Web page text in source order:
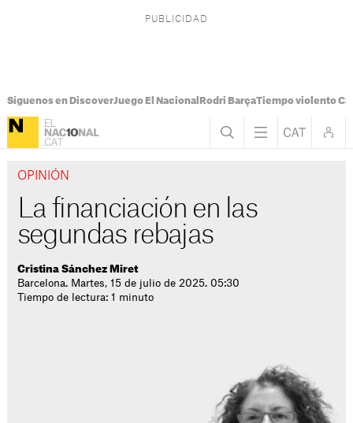
Síguenos en DiscoverJuego El Nacional Rodri BarçaTiempo violento
OPINIÓN
La financiación en las
segundas rebajas
Cristina Sánchez Miret
Barcelona. Martes, 15 de julio de 2025. 05:30
Tiempo de lectura: 1 minuto